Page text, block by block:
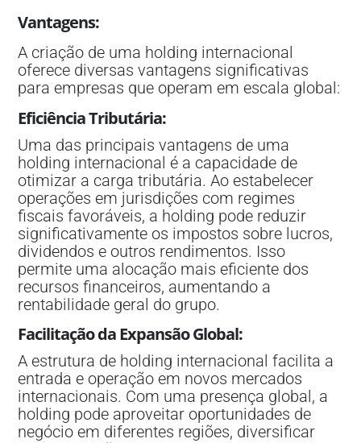
Vantagens:
A criação de uma holding internacional
oferece diversas vantagens significativas
para empresas que operam em escala global:
Eficiência Tributária:
Uma das principais vantagens de uma
holding internacional é a capacidade de
otimizar a carga tributária. Ao estabelecer
operações em jurisdições com regimes
fiscais favoráveis, a holding pode reduzir
significativamente os impostos sobre lucros,
dividendos e outros rendimentos. Isso
permite uma alocação mais eficiente dos
recursos financeiros, aumentando a
rentabilidade geral do grupo.
Facilitação da Expansão Global:
A estrutura de holding internacional facilita a
entrada e operação em novos mercados
internacionais. Com uma presença global, a
holding pode aproveitar oportunidades de
negócio em diferentes regiões, diversificar